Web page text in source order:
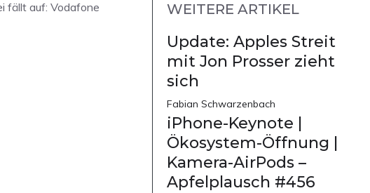
fällt auf: Vodafone
WEITERE ARTIKEL
Update: Apples Streit
mit Jon Prosser zieht
sich
Fabian Schwarzenbach
iPhone-Keynote |
Ökosystem-Öffnung |
Kamera-AirPods –
Apfelplausch #456